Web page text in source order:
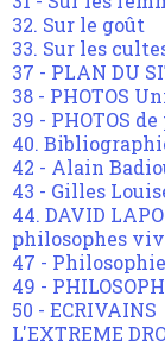
32. Sur le goût
33. Sur les
37 - PLAN DU
38 - PHOTOS
39 - PHOTOS
40.
42 - Alain
43 - Gilles
44. DAVID
philosophes
47 -
49 -
50 - ECRIVAINS
L'EXTREME